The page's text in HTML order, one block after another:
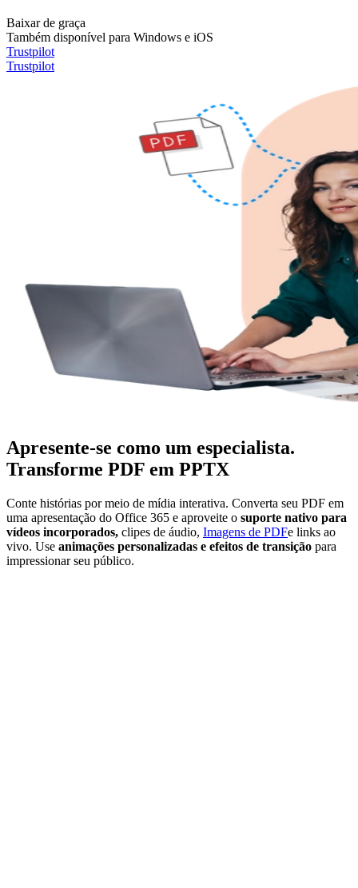
Baixar de graça
Também disponível para Windows e iOS
Trustpilot
Trustpilot
Apresente-se como um especialista.
Transforme PDF em PPTX
Conte histórias por meio de mídia interativa. Converta seu PDF em
uma apresentação do Office 365 e aproveite o suporte nativo para
vídeos incorporados, clipes de áudio, Imagens de PDFe links ao
vivo. Use animações personalizadas e efeitos de transição para
impressionar seu público.